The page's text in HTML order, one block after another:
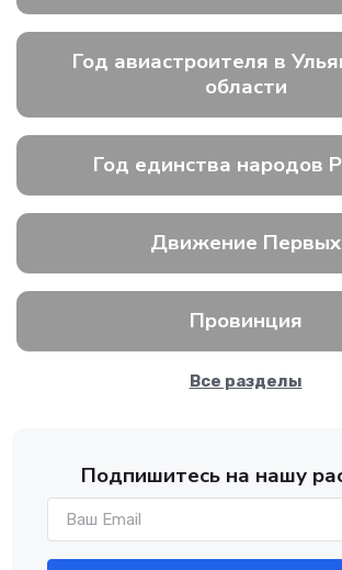
Год авиастроителя в
области
Год единства народов
Движение Первых
Провинция
Все разделы
Подпишитесь на нашу